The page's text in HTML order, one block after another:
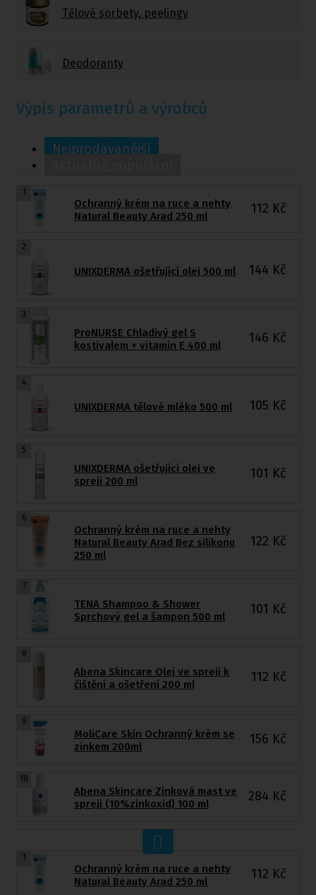
Tělové sorbety, peelingy
Deodoranty
Výpis parametrů a výrobců
Nejprodávanější
1
Ochranný krém na ruce a nehty
Natural Beauty Arad 250 ml
112 Kč
2
UNIXDERMA ošetřující olej 500 ml 144 Kč
3
ProNURSE Chladivý gel S
kostivalem + vitamin E 400 ml
146 Kč
4
UNIXDERMA tělové mléko 500 ml 105 Kč
5
UNIXDERMA ošetřující olej ve
spreji 200 ml
101 Kč
6
Ochranný krém na ruce a nehty
Natural Beauty Arad Bez silikonu
250 ml
122 Kč
7
TENA Shampoo & Shower
Sprchový gel a šampon 500 ml
101 Kč
8
Abena Skincare Olej ve spreji k
čištění a ošetření 200 ml
112 Kč
9
MoliCare Skin Ochranný krém se
zinkem 200ml
156 Kč
10
Abena Skincare Zinková mast ve
spreji (10%zinkoxid) 100 ml
284 Kč
1
Ochranný krém na ruce a nehty
Natural Beauty Arad 250 ml
112 Kč